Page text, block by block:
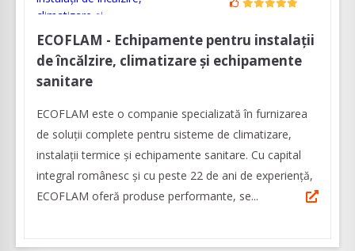
ECOFLAM - Echipamente pentru instalații
de încălzire, climatizare și echipamente
sanitare
ECOFLAM este o companie specializată în furnizarea
de soluții complete pentru sisteme de climatizare,
instalații termice și echipamente sanitare. Cu capital
integral românesc și cu peste 22 de ani de experiență,
ECOFLAM oferă produse performante, se...